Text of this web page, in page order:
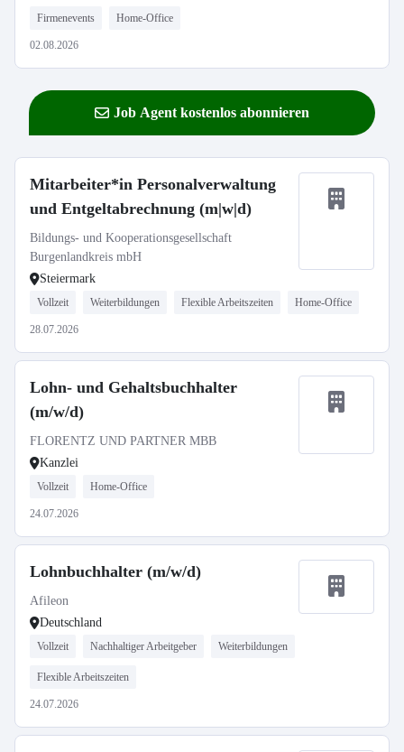
Firmenevents Home-Office
02.08.2026
Job Agent kostenlos abonnieren
Mitarbeiter*in Personalverwaltung
und Entgeltabrechnung (m|w|d)
Bildungs- und Kooperationsgesellschaft
Burgenlandkreis mbH
Steiermark
Vollzeit Weiterbildungen Flexible Arbeitszeiten Home-Office
28.07.2026
Lohn- und Gehaltsbuchhalter
(m/w/d)
FLORENTZ UND PARTNER MBB
Kanzlei
Vollzeit Home-Office
24.07.2026
Lohnbuchhalter (m/w/d)
Afileon
Deutschland
Vollzeit Nachhaltiger Arbeitgeber Weiterbildungen
Flexible Arbeitszeiten
24.07.2026